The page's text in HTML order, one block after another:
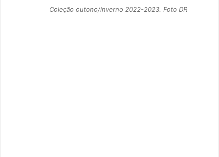
Coleção outono/inverno 2022-2023. Foto DR